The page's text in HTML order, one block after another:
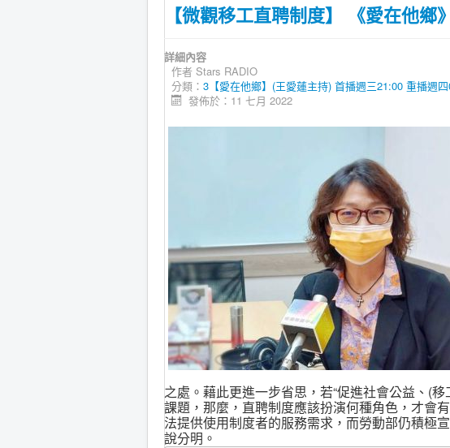
【微觀移工直聘制度】 《愛在他
詳細內容
作者 Stars RADIO
分類： 3【愛在他鄉】(王愛蓮主持) 首播週三21:00 重播週
發佈於：11 七月 2022
之處。藉此更進一步省思，若“促進社會公益、(
課題，那麼，直聘制度應該扮演何種角色，才會
法提供使用制度者的服務需求，而勞動部仍積極
說分明。